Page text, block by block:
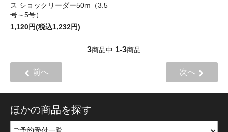
ス ショックリーダー50m（3.5
号～5号）
1,120円(税込1,232円)
3商品中 1-3商品
前へ 次へ
ほかの商品を探す